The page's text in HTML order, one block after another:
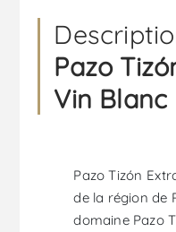
Pazo
Vin Blanc
Pazo Tizón
de la région de
domaine Pazo